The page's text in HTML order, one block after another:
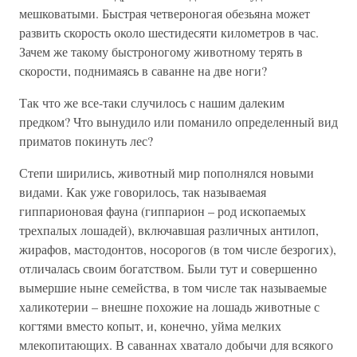
мешковатыми. Быстрая четвероногая обезьяна может
развить скорость около шестидесяти километров в час.
Зачем же такому быстроногому животному терять в
скорости, поднимаясь в саванне на две ноги?
Так что же все-таки случилось с нашим далеким
предком? Что вынудило или поманило определенный вид
приматов покинуть лес?
Степи ширились, животный мир пополнялся новыми
видами. Как уже говорилось, так называемая
гиппарионовая фауна (гиппарион – род ископаемых
трехпалых лошадей), включавшая различных антилоп,
жирафов, мастодонтов, носорогов (в том числе безрогих),
отличалась своим богатством. Были тут и совершенно
вымершие ныне семейства, в том числе так называемые
халикотерии – внешне похожие на лошадь животные с
когтями вместо копыт, и, конечно, уйма мелких
млекопитающих. В саваннах хватало добычи для всякого